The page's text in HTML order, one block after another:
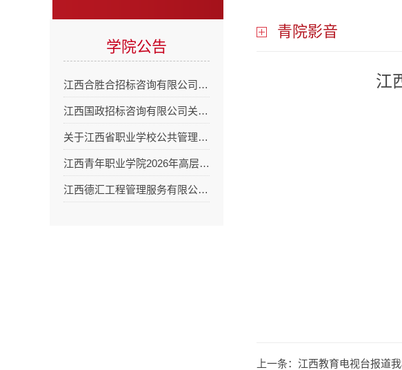
学院公告
江西合胜合招标咨询有限公司…
江西国政招标咨询有限公司关…
关于江西省职业学校公共管理…
江西青年职业学院2026年高层…
江西德汇工程管理服务有限公…
青院影音
江
上一条： 江西教育电视台报道